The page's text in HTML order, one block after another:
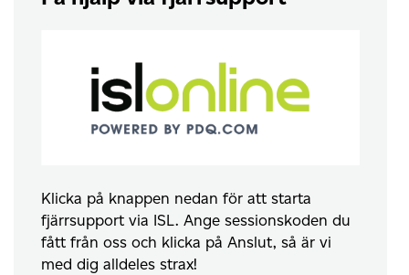
Klicka på knappen nedan för att starta
fjärrsupport via ISL. Ange sessionskoden du
fått från oss och klicka på Anslut, så är vi
med dig alldeles strax!